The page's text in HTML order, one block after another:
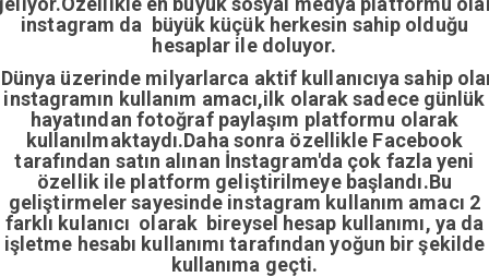
instagram da büyük küçük herkesin sahip olduğu
hesaplar ile doluyor.
üzerinde milyarlarca aktif kullanıcıya sahip
instagramın kullanım amacı,ilk olarak sadece günlük
hayatından fotoğraf paylaşım platformu olarak
kullanılmaktaydı.Daha sonra özellikle Facebook
tarafından satın alınan İnstagram'da çok fazla yeni
özellik ile platform geliştirilmeye başlandı.Bu
geliştirmeler sayesinde instagram kullanım amacı 2
farklı kulanıcı olarak bireysel hesap kullanımı, ya da
işletme hesabı kullanımı tarafından yoğun bir şekilde
kullanıma geçti.